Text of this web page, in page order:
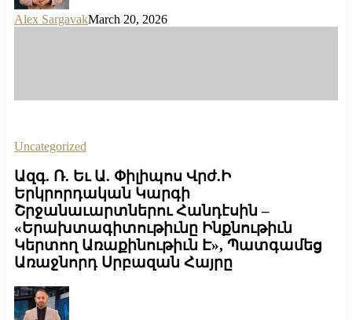
Alex SargavakMarch 20, 2026
Uncategorized
Ազգ. Ռ. Եւ Ա. Փիլիպոս Վրժ.Ի
Երկրորդական Կարգի
Շրջանաւարտներու Հանդէսին –
«Երախտագիտութիւնը Ինքնութիւն
Կերտող Առաքինութիւն Է», Պատգամեց
Առաջնորդ Սրբազան Հայրը